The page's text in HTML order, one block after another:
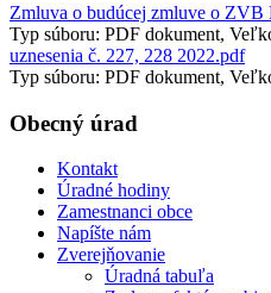
Zmluva o budúcej zmluve o
Typ súboru: PDF dokument,
uznesenia č. 227, 228 2022.pdf
Typ súboru: PDF dokument,
Obecný úrad
Kontakt
Úradné hodiny
Zamestnanci obce
Napíšte nám
Zverejňovanie
Úradná tabuľa